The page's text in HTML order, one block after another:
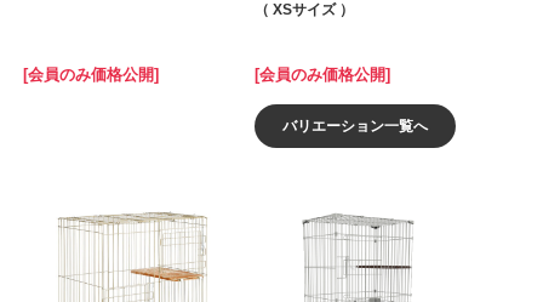
[会員のみ価格公開]
（ XSサイズ ）
[会員のみ価格公開]
バリエーション一覧へ